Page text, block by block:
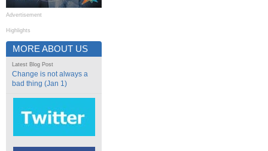
Advertisement
Highlights
MORE ABOUT US
Latest Blog Post
Change is not always a
bad thing (Jan 1)